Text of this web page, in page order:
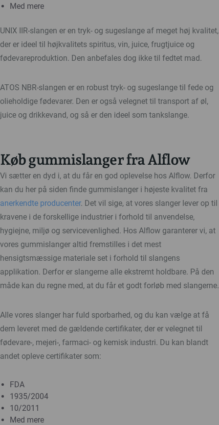
Med mere
UNIX IIR-slangen er en tryk- og sugeslange af meget høj kvalitet,
der er ideel til højkvalitets spiritus, vin, juice, frugtjuice og
fødevareproduktion. Den anbefales dog ikke til fedtet mad.
ATOS NBR-slangen er en robust tryk- og sugeslange til fede og
olieholdige fødevarer. Den er også velegnet til transport af øl,
juice og drikkevand, og så er den ideel som tankslange.
Køb gummislanger fra Alflow
Vi sætter en dyd i, at du får en god oplevelse hos Alflow. Derfor
kan du her på siden finde gummislanger i højeste kvalitet fra
anerkendte producenter. Det vil sige, at vores slanger lever op til
kravene i de forskellige industrier i forhold til anvendelse,
hygiejne, miljø og servicevenlighed. Hos Alflow garanterer vi, at
vores gummislanger altid fremstilles i det mest
hensigtsmæssige materiale set i forhold til slangens
applikation. Derfor er slangerne alle ekstremt holdbare. På den
måde kan du regne med, at du får et godt forløb med slangerne.
Alle vores slanger har fuld sporbarhed, og du kan vælge at få
dem leveret med de gældende certifikater, der er velegnet til
fødevare-, mejeri-, farmaci- og kemisk industri. Du kan blandt
andet opleve certifikater som:
FDA
1935/2004
10/2011
Med mere